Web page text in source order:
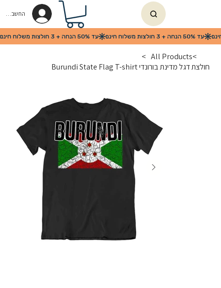
החשבון שלי
>
All Products
>
חולצת דגל מדינת בורונדי Burundi State Flag T-shirt